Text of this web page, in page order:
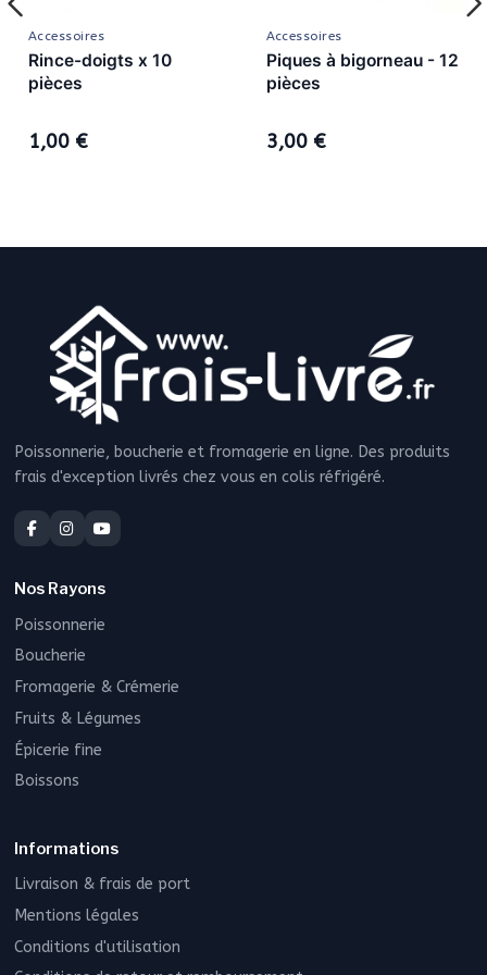
Accessoires
Rince-doigts x 10
pièces
1,00 €
Accessoires
Piques à bigorneau - 12
pièces
3,00 €
Poissonnerie, boucherie et fromagerie en ligne. Des produits
frais d'exception livrés chez vous en colis réfrigéré.
Nos Rayons
Poissonnerie
Boucherie
Fromagerie & Crémerie
Fruits & Légumes
Épicerie fine
Boissons
Informations
Livraison & frais de port
Mentions légales
Conditions d'utilisation